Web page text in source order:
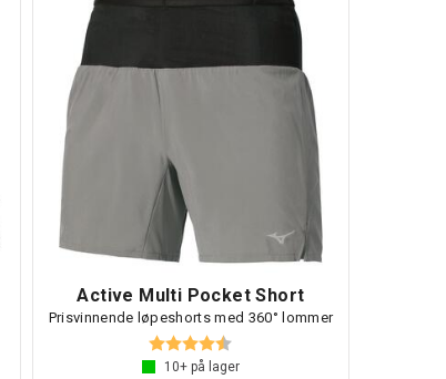
Active Multi Pocket Short
Prisvinnende løpeshorts med 360° lommer
Karakter:
10+på lager